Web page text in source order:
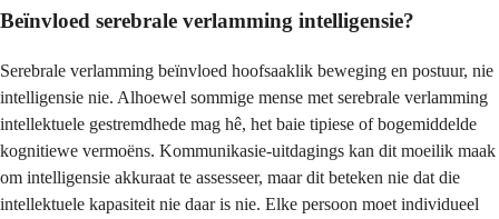
Beïnvloed serebrale verlamming intelligensie?
Serebrale verlamming beïnvloed hoofsaaklik beweging en postuur, nie
intelligensie nie. Alhoewel sommige mense met serebrale verlamming
intellektuele gestremdhede mag hê, het baie tipiese of bogemiddelde
kognitiewe vermoëns. Kommunikasie-uitdagings kan dit moeilik maak
om intelligensie akkuraat te assesseer, maar dit beteken nie dat die
intellektuele kapasiteit nie daar is nie. Elke persoon moet individueel